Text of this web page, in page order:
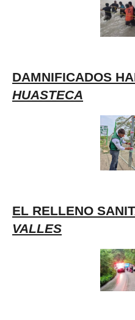
DAMNIFICADOS
HUASTECA
EL RELLENO
VALLES